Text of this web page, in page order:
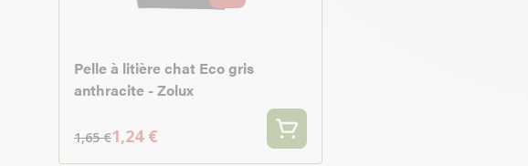
Pelle à litière chat Eco gris
anthracite - Zolux
1,65 €1,24 €